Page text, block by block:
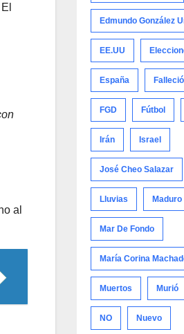
al
Edmundo González
EE.UU
España Falleció
FGD Fútbol
Irán Israel
José Cheo Salazar
Lluvias Maduro
Mar De Fondo
María Corina
Muertos Murió
NO Nuevo